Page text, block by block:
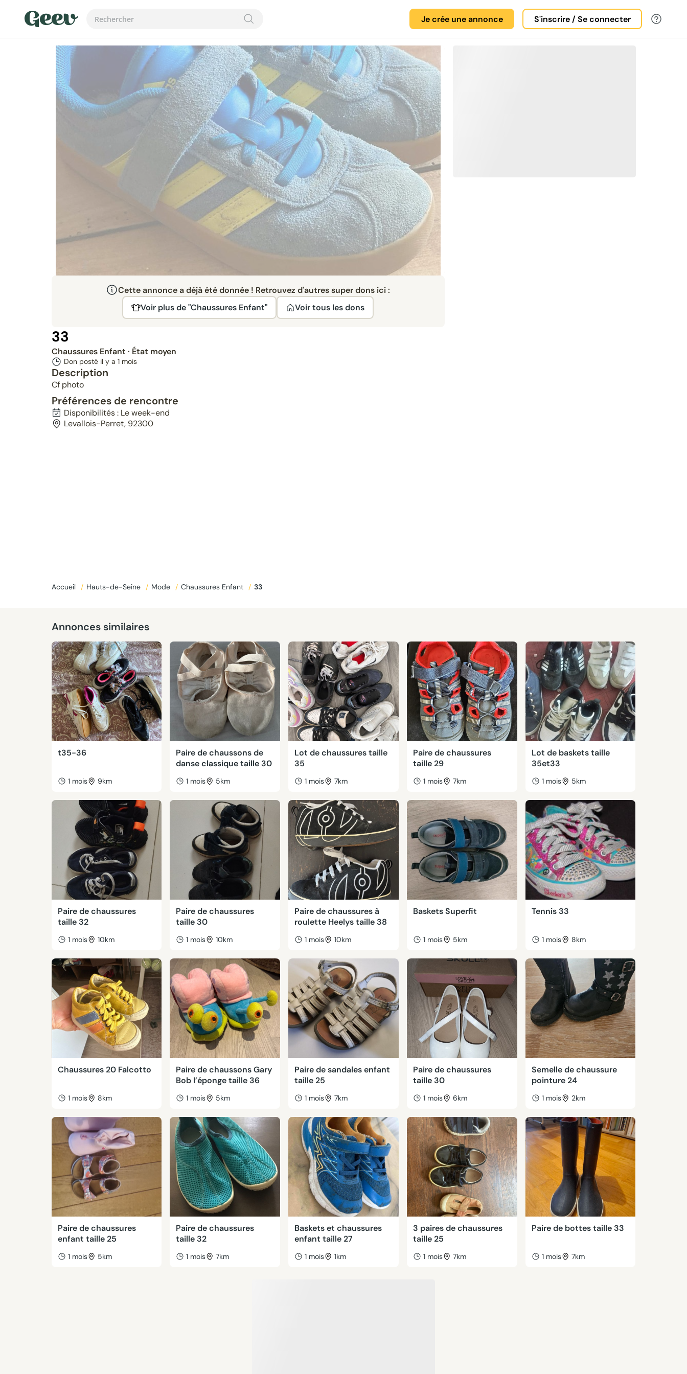
Je crée une annonce S'inscrire / Se connecter
Cette annonce a déjà été donnée ! Retrouvez d'autres super dons ici :
Voir plus de "Chaussures Enfant"
Voir tous les dons
33
Chaussures Enfant · État moyen
Don posté il y a 1 mois
Description
Cf photo
Préférences de rencontre
Disponibilités : Le week-end
Levallois-Perret, 92300
Accueil / Hauts-de-Seine / Mode / Chaussures Enfant / 33
Annonces similaires
t35-36
1 mois 9km
Paire de chaussons de
danse classique taille 30
1 mois 5km
Lot de chaussures taille
35
1 mois 7km
Paire de chaussures
taille 29
1 mois 7km
Lot de baskets taille
35et33
1 mois 5km
Paire de chaussures
taille 32
1 mois 10km
Paire de chaussures
taille 30
1 mois 10km
Paire de chaussures à
roulette Heelys taille 38
1 mois 10km
Baskets Superfit
1 mois 5km
Tennis 33
1 mois 8km
Chaussures 20 Falcotto
1 mois 8km
Paire de chaussons Gary
Bob l’éponge taille 36
1 mois 5km
Paire de sandales enfant
taille 25
1 mois 7km
Paire de chaussures
taille 30
1 mois 6km
Semelle de chaussure
pointure 24
1 mois 2km
Paire de chaussures
enfant taille 25
1 mois 5km
Paire de chaussures
taille 32
1 mois 7km
Baskets et chaussures
enfant taille 27
1 mois 1km
3 paires de chaussures
taille 25
1 mois 7km
Paire de bottes taille 33
1 mois 7km